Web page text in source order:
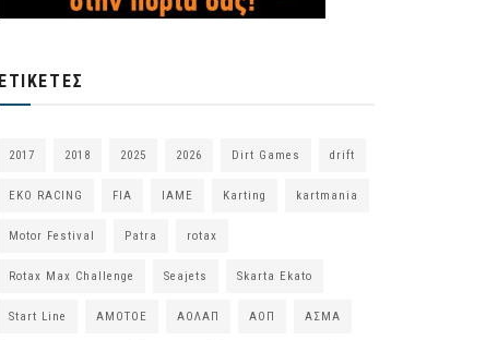
ΕΤΙΚΈΤΕΣ
2017 2018 2025 2026 Dirt Games drift
EKO RACING FIA IAME Karting kartmania
Motor Festival Patra rotax
Rotax Max Challenge Seajets Skarta Ekato
Start Line ΑΜΟΤΟΕ ΑΟΛΑΠ ΑΟΠ ΑΣΜΑ